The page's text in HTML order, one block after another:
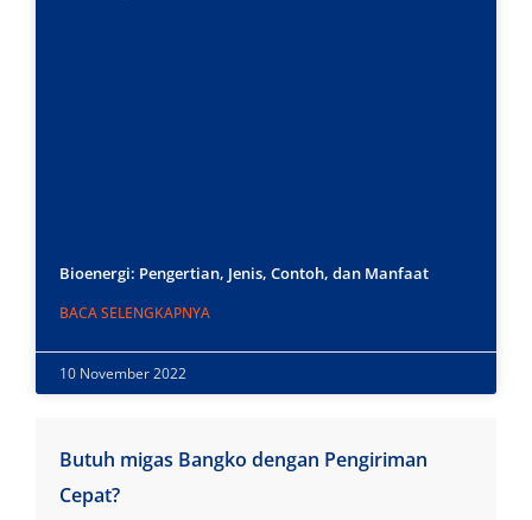
Bioenergi: Pengertian, Jenis, Contoh, dan Manfaat
BACA SELENGKAPNYA
10 November 2022
Butuh migas Bangko dengan Pengiriman
Cepat?